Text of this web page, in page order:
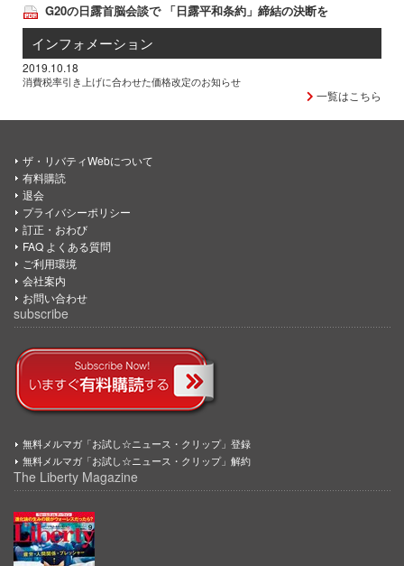
G20の日露首脳会談で 「日露平和条約」締結の決断を
インフォメーション
2019.10.18
消費税率引き上げに合わせた価格改定のお知らせ
一覧はこちら
ザ・リバティWebについて
有料購読
退会
プライバシーポリシー
訂正・おわび
FAQ よくある質問
ご利用環境
会社案内
お問い合わせ
subscribe
無料メルマガ「お試し☆ニュース・クリップ」登録
無料メルマガ「お試し☆ニュース・クリップ」解約
The Liberty Magazine